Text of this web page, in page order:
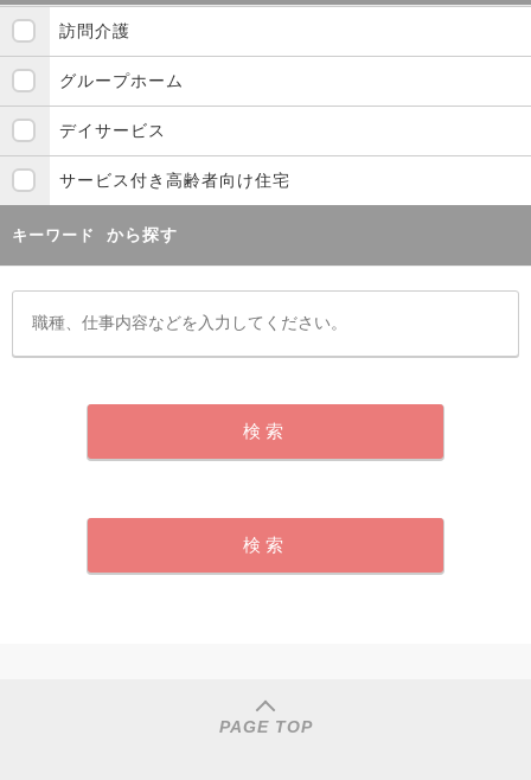
訪問介護
グループホーム
デイサービス
サービス付き高齢者向け住宅
キーワード から探す
PAGE TOP